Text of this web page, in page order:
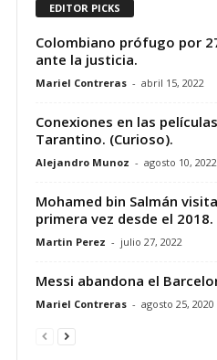
EDITOR PICKS
Colombiano prófugo por
ante la justicia.
Mariel Contreras - abril 15, 2022
Conexiones en las
Tarantino. (Curioso).
Alejandro Munoz - agosto 10, 2022
Mohamed bin Salmán
primera vez desde el 2018.
Martin Perez - julio 27, 2022
Messi abandona el
Mariel Contreras - agosto 25, 2020